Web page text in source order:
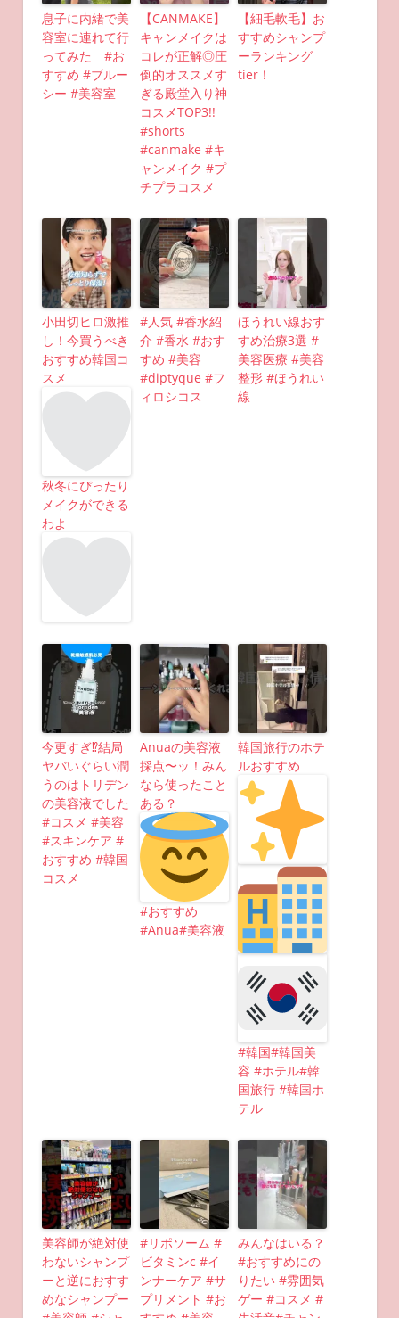
息子に内緒で美
容室に連れて行
ってみた #お
すすめ #ブルー
シー #美容室
【CANMAKE】
キャンメイクは
コレが正解◎圧
倒的オススメす
ぎる殿堂入り神
コスメTOP3!!
#shorts
#canmake #キ
ャンメイク #プ
チプラコスメ
【細毛軟毛】お
すすめシャンプ
ーランキング
tier！
小田切ヒロ激推
し！今買うべき
おすすめ韓国コ
スメ
秋冬にぴったり
メイクができる
わよ
#人気 #香水紹
介 #香水 #おす
すめ #美容
#diptyque #フ
ィロシコス
ほうれい線おす
すめ治療3選 #
美容医療 #美容
整形 #ほうれい
線
今更すぎ⁉︎結局
ヤバいぐらい潤
うのはトリデン
の美容液でした
#コスメ #美容
#スキンケア #
おすすめ #韓国
コスメ
Anuaの美容液
採点〜ッ！みん
なら使ったこと
ある？
#おすすめ
#Anua#美容液
韓国旅行のホテ
ルおすすめ
#韓国#韓国美
容 #ホテル#韓
国旅行 #韓国ホ
テル
美容師が絶対使
わないシャンプ
ーと逆におすす
めなシャンプー
#リポソーム #
ビタミンc #イ
ンナーケア #サ
プリメント #お
みんなはいる？
#おすすめにの
りたい #雰囲気
ゲー #コスメ #